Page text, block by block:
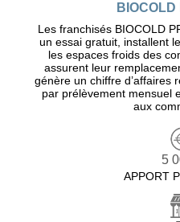
BIOCOLD
Les franchisés BIOCOLD
un essai gratuit, installent
les espaces froids des
assurent leur
génère un chiffre d’affaires
par prélèvement mensuel
aux
5
APPORT